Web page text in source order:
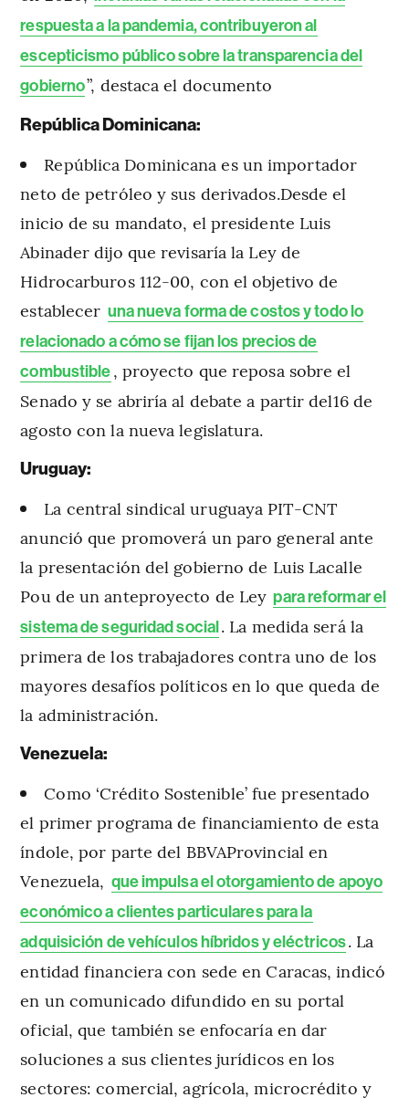
respuesta a la pandemia, contribuyeron al
escepticismo público sobre la transparencia del
gobierno”, destaca el documento
República Dominicana:
República Dominicana es un importador
neto de petróleo y sus derivados.Desde el
inicio de su mandato, el presidente Luis
Abinader dijo que revisaría la Ley de
Hidrocarburos 112-00, con el objetivo de
establecer una nueva forma de costos y todo lo
relacionado a cómo se fijan los precios de
combustible, proyecto que reposa sobre el
Senado y se abriría al debate a partir del16 de
agosto con la nueva legislatura.
Uruguay:
La central sindical uruguaya PIT-CNT
anunció que promoverá un paro general ante
la presentación del gobierno de Luis Lacalle
Pou de un anteproyecto de Ley para reformar el
sistema de seguridad social. La medida será la
primera de los trabajadores contra uno de los
mayores desafíos políticos en lo que queda de
la administración.
Venezuela:
Como ‘Crédito Sostenible’ fue presentado
el primer programa de financiamiento de esta
índole, por parte del BBVAProvincial en
Venezuela, que impulsa el otorgamiento de apoyo
económico a clientes particulares para la
adquisición de vehículos híbridos y eléctricos. La
entidad financiera con sede en Caracas, indicó
en un comunicado difundido en su portal
oficial, que también se enfocaría en dar
soluciones a sus clientes jurídicos en los
sectores: comercial, agrícola, microcrédito y